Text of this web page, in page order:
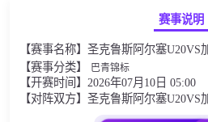
赛事说明
【赛事名称】圣克鲁斯阿尔塞U20VS
【赛事分类】
巴青锦标
【开赛时间】2026年07月10日 05:00
【对阵双方】圣克鲁斯阿尔塞U20VS